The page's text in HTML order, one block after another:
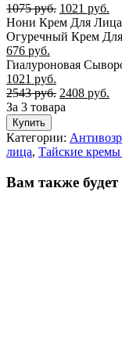
1075руб. 1021 руб.
Нони Крем Для Лица
Огуречный Крем
676 руб.
Гиалуроновая
1021 руб.
2543руб. 2408 руб.
За 3 товара
Купить
Категории:
лица, Тайские кремы
Вам также